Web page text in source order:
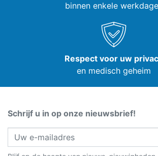
binnen enkele
Respect voor uw
en medisch geheim
Schrijf u in op onze nieuwsbrief!